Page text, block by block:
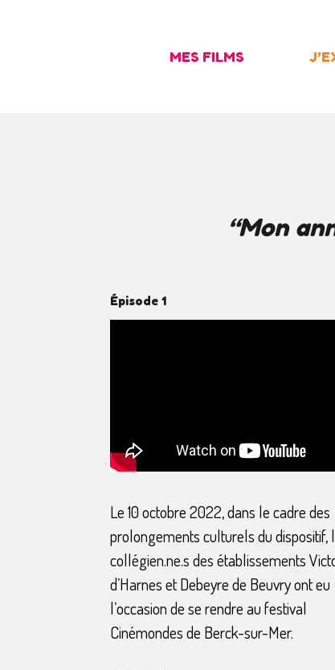
MES FILMS
“Mon
Épisode 1
Le 10 octobre 2022, dans le cadre des
prolongements culturels du dispositif,
collégien.ne.s des établissements
d’Harnes et Debeyre de Beuvry ont eu
l’occasion de se rendre au festival
Cinémondes de Berck-sur-Mer.